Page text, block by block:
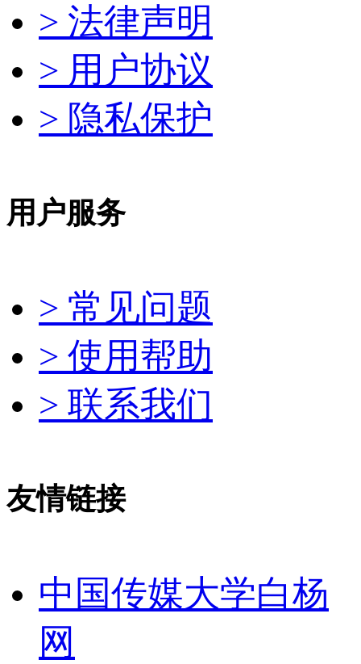
> 法律声明
> 用户协议
> 隐私保护
用户服务
> 常见问题
> 使用帮助
> 联系我们
友情链接
中国传媒大学白杨
网